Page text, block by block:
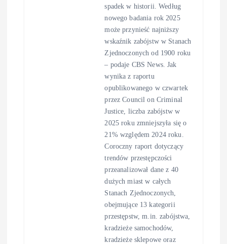
spadek w historii. Według
nowego badania rok 2025
może przynieść najniższy
wskaźnik zabójstw w Stanach
Zjednoczonych od 1900 roku
– podaje CBS News. Jak
wynika z raportu
opublikowanego w czwartek
przez Council on Criminal
Justice, liczba zabójstw w
2025 roku zmniejszyła się o
21% względem 2024 roku.
Coroczny raport dotyczący
trendów przestępczości
przeanalizował dane z 40
dużych miast w całych
Stanach Zjednoczonych,
obejmujące 13 kategorii
przestępstw, m.in. zabójstwa,
kradzieże samochodów,
kradzieże sklepowe oraz